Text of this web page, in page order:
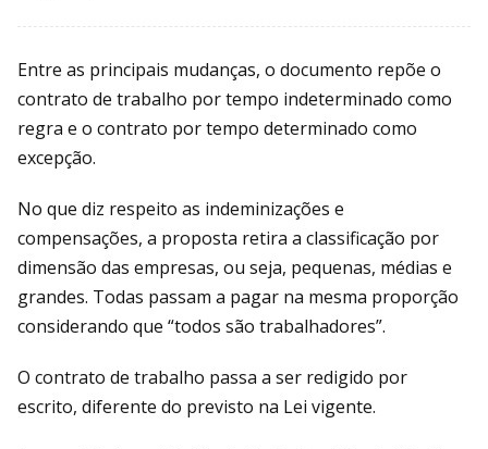
Entre as principais mudanças, o documento repõe o
contrato de trabalho por tempo indeterminado como
regra e o contrato por tempo determinado como
excepção.
No que diz respeito as indeminizações e
compensações, a proposta retira a classificação por
dimensão das empresas, ou seja, pequenas, médias e
grandes. Todas passam a pagar na mesma proporção
considerando que “todos são trabalhadores”.
O contrato de trabalho passa a ser redigido por
escrito, diferente do previsto na Lei vigente.